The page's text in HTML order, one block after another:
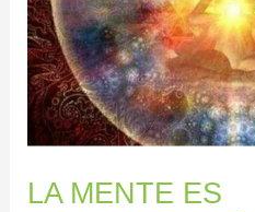
LA MENTE ES
PRESENCIA